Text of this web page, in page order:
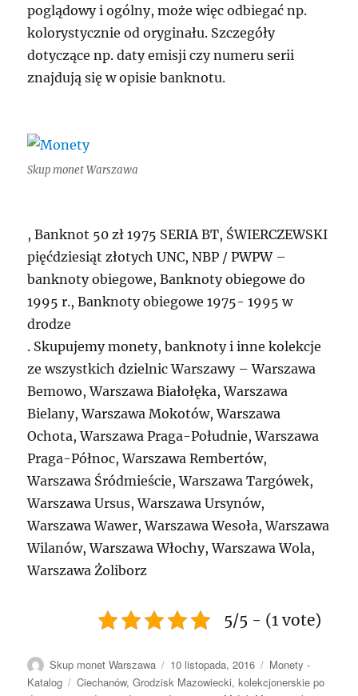
poglądowy i ogólny, może więc odbiegać np.
kolorystycznie od oryginału. Szczegóły
dotyczące np. daty emisji czy numeru serii
znajdują się w opisie banknotu.
Skup monet Warszawa
, Banknot 50 zł 1975 SERIA BT, ŚWIERCZEWSKI
pięćdziesiąt złotych UNC, NBP / PWPW –
banknoty obiegowe, Banknoty obiegowe do
1995 r., Banknoty obiegowe 1975- 1995 w
drodze
. Skupujemy monety, banknoty i inne kolekcje
ze wszystkich dzielnic Warszawy – Warszawa
Bemowo, Warszawa Białołęka, Warszawa
Bielany, Warszawa Mokotów, Warszawa
Ochota, Warszawa Praga-Południe, Warszawa
Praga-Północ, Warszawa Rembertów,
Warszawa Śródmieście, Warszawa Targówek,
Warszawa Ursus, Warszawa Ursynów,
Warszawa Wawer, Warszawa Wesoła, Warszawa
Wilanów, Warszawa Włochy, Warszawa Wola,
Warszawa Żoliborz
5/5 - (1 vote)
Autor
Skup monet Warszawa
Data
publikacji
10 listopada, 2016 Kategorie
Monety -
Katalog
Tagi
Ciechanów,Grodzisk Mazowiecki,kolekcjonerskie po